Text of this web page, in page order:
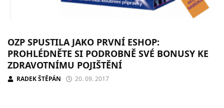
OZP SPUSTILA JAKO PRVNÍ ESHOP:
PROHLÉDNĚTE SI PODROBNĚ SVÉ BONUSY KE
ZDRAVOTNÍMU POJIŠTĚNÍ
RADEK ŠTĚPÁN 20. 09. 2017